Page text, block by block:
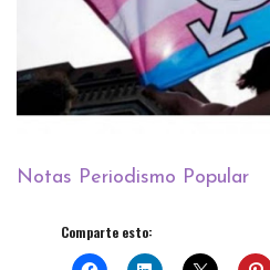
Notas Periodismo Popular
Comparte esto: